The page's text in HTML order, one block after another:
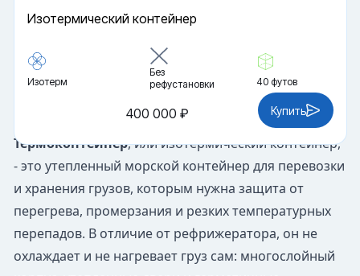
Изотермический контейнер
Изотерм
Без
рефустановки
40 футов
400 000 ₽ Купить
Термоконтейнер, или изотермический контейнер,
- это утепленный морской контейнер для перевозки
и хранения грузов, которым нужна защита от
перегрева, промерзания и резких температурных
перепадов. В отличие от рефрижератора, он не
охлаждает и не нагревает груз сам: многослойный